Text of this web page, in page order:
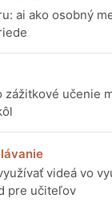
ai ako osobný
zážitkové učenie
videá vo
pre učiteľov